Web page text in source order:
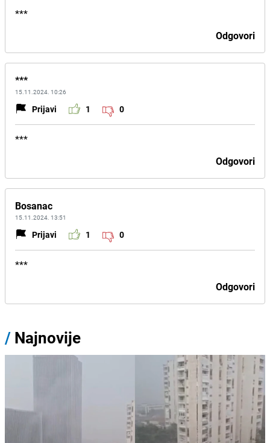
***
Odgovori
***
15.11.2024. 10:26
Prijavi 1 0
***
Odgovori
Bosanac
15.11.2024. 13:51
Prijavi 1 0
***
Odgovori
/ Najnovije